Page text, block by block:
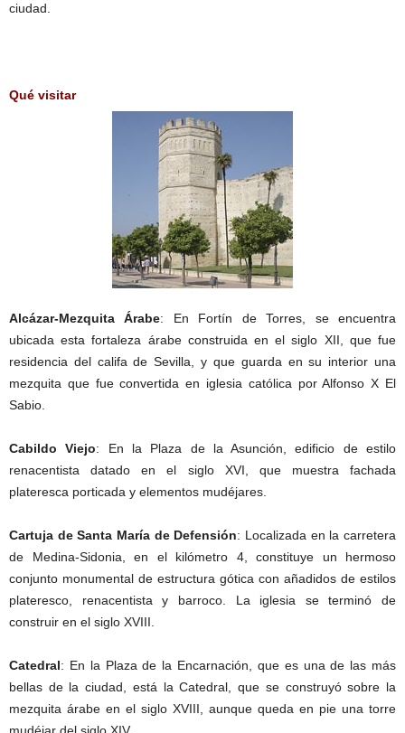
ciudad.
Qué visitar
Alcázar-Mezquita Árabe: En Fortín de Torres, se encuentra
ubicada esta fortaleza árabe construida en el siglo XII, que fue
residencia del califa de Sevilla, y que guarda en su interior una
mezquita que fue convertida en iglesia católica por Alfonso X El
Sabio.
Cabildo Viejo: En la Plaza de la Asunción, edificio de estilo
renacentista datado en el siglo XVI, que muestra fachada
plateresca porticada y elementos mudéjares.
Cartuja de Santa María de Defensión: Localizada en la carretera
de Medina-Sidonia, en el kilómetro 4, constituye un hermoso
conjunto monumental de estructura gótica con añadidos de estilos
plateresco, renacentista y barroco. La iglesia se terminó de
construir en el siglo XVIII.
Catedral: En la Plaza de la Encarnación, que es una de las más
bellas de la ciudad, está la Catedral, que se construyó sobre la
mezquita árabe en el siglo XVIII, aunque queda en pie una torre